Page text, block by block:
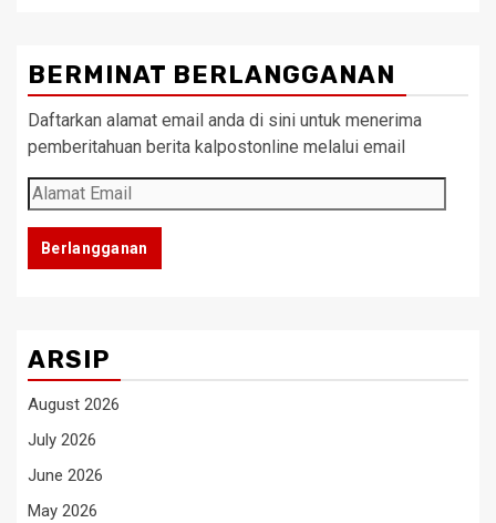
BERMINAT BERLANGGANAN
Daftarkan alamat email anda di sini untuk menerima
pemberitahuan berita kalpostonline melalui email
Alamat
Email
Berlangganan
ARSIP
August 2026
July 2026
June 2026
May 2026